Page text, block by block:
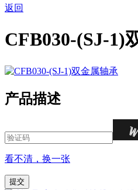
返回
CFB030-(SJ-1)
产品描述
看不清，换一张